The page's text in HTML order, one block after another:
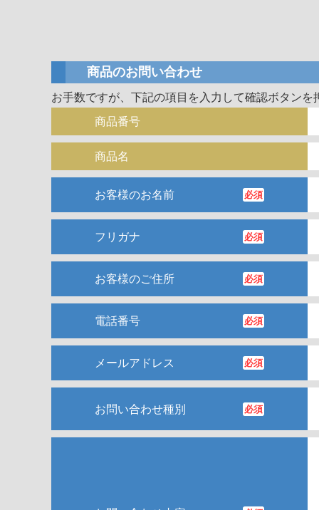
商品のお問い合わせ
お手数ですが、下記の項目を入力して確認ボタンを
商品番号
商品名
お客様のお名前 必須
フリガナ 必須
お客様のご住所 必須
電話番号 必須
メールアドレス 必須
お問い合わせ種別 必須